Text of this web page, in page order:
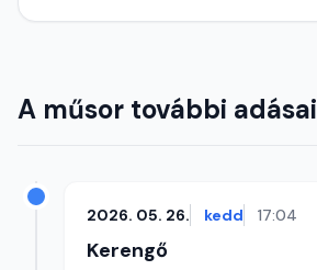
A műsor további adásai
2026. 05. 26. kedd 17:04
Kerengő